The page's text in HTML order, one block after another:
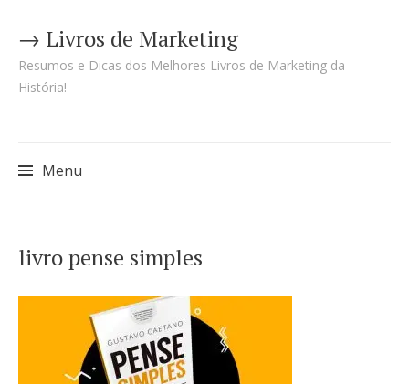
→ Livros de Marketing
Resumos e Dicas dos Melhores Livros de Marketing da
História!
Menu
para
o
conteúdo
livro pense simples